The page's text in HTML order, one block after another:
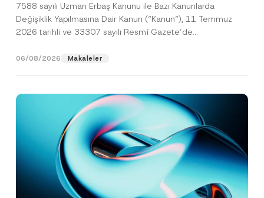
7588 sayılı Uzman Erbaş Kanunu ile Bazı Kanunlarda
Değişiklik Yapılmasına Dair Kanun (“Kanun“), 11 Temmuz
2026 tarihli ve 33307 sayılı Resmî Gazete’de
06/08/2026 Makaleler